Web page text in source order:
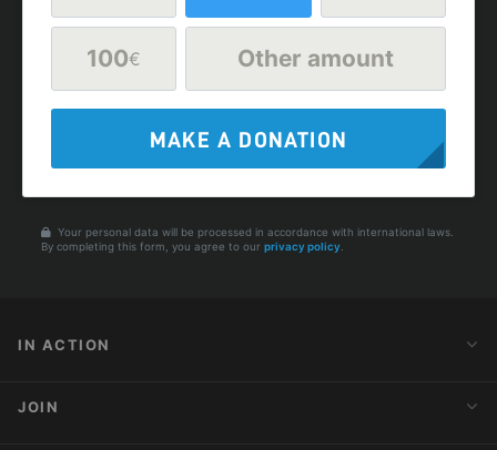
100€ Other amount
MAKE A DONATION
Your personal data will be processed in accordance with international laws.
By completing this form, you agree to our privacy policy.
IN ACTION
JOIN